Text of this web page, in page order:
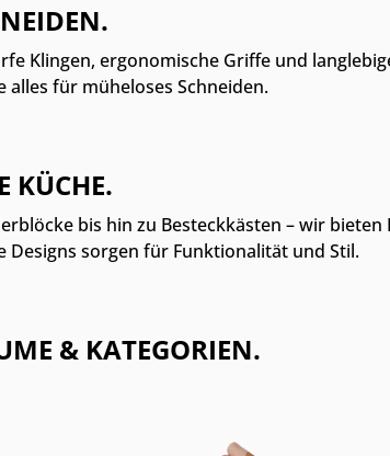
Klingen, ergonomische Griffe und
alles für müheloses Schneiden.
KÜCHE.
bis hin zu Besteckkästen – wir
sorgen für Funktionalität und Stil.
& KATEGORIEN.